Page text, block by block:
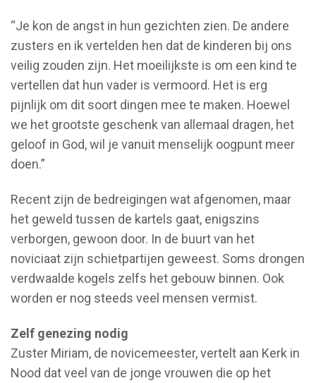
“Je kon de angst in hun gezichten zien. De andere
zusters en ik vertelden hen dat de kinderen bij ons
veilig zouden zijn. Het moeilijkste is om een kind te
vertellen dat hun vader is vermoord. Het is erg
pijnlijk om dit soort dingen mee te maken. Hoewel
we het grootste geschenk van allemaal dragen, het
geloof in God, wil je vanuit menselijk oogpunt meer
doen.”
Recent zijn de bedreigingen wat afgenomen, maar
het geweld tussen de kartels gaat, enigszins
verborgen, gewoon door. In de buurt van het
noviciaat zijn schietpartijen geweest. Soms drongen
verdwaalde kogels zelfs het gebouw binnen. Ook
worden er nog steeds veel mensen vermist.
Zelf genezing nodig
Zuster Miriam, de novicemeester, vertelt aan Kerk in
Nood dat veel van de jonge vrouwen die op het